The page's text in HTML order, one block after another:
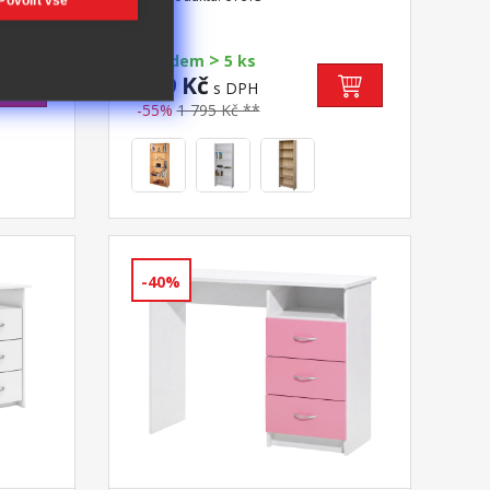
Skladem > 5 ks
799 Kč s DPH
-55% 1 795 Kč **
-40%